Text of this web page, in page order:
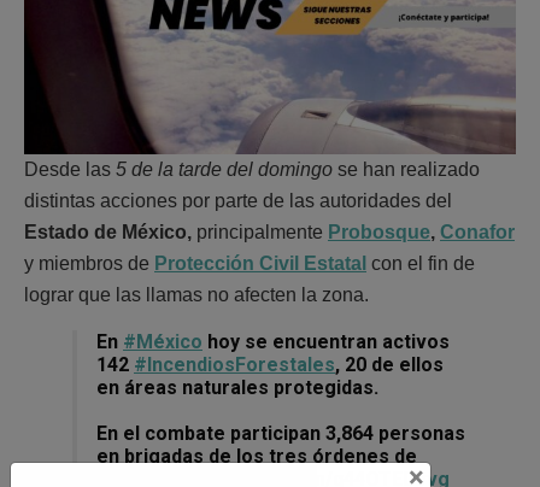
Desde las 5 de la tarde del domingo se han realizado
distintas acciones por parte de las autoridades del
Estado de México, principalmente Probosque, Conafor
y miembros de Protección Civil Estatal con el fin de
lograr que las llamas no afecten la zona.
En #México hoy se encuentran activos
142 #IncendiosForestales, 20 de ellos
en áreas naturales protegidas.
En el combate participan 3,864 personas
en brigadas de los tres órdenes de
pic.twitter.com/q44OTEDvvg
×